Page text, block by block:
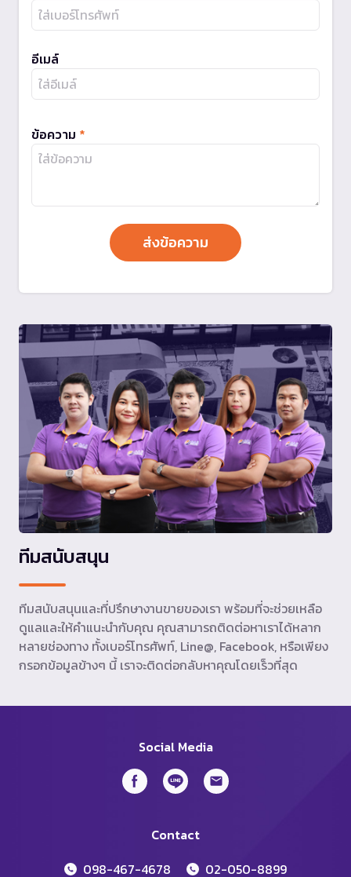
อีเมล์
ข้อความ *
ทีมสนับสนุน
ทีมสนับสนุนและที่ปรึกษางานขายของเรา พร้อมที่จะช่วยเหลือ
ดูแลและให้คำแนะนำกับคุณ คุณสามารถติดต่อหาเราได้หลาก
หลายช่องทาง ทั้งเบอร์โทรศัพท์, Line@, Facebook, หรือเพียง
กรอกข้อมูลข้างๆ นี้ เราจะติดต่อกลับหาคุณโดยเร็วที่สุด
Social Media
Contact
098-467-4678
02-050-8899